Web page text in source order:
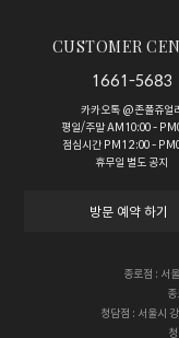
CUSTOMER
1661-5683
카카오톡 @존폴쥬얼리
평일/주말 AM10:00 -
점심시간 PM12:00 -
휴무일 별도 공지
방문 예약 하기
종로점 : 서
청담점 : 서울시